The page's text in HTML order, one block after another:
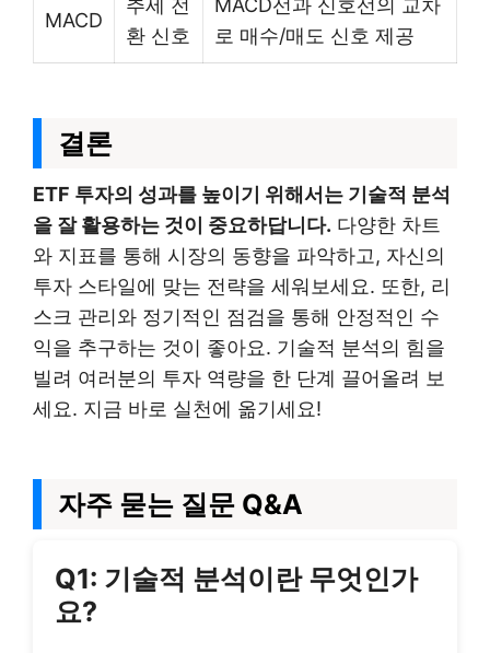
MACD
추세 전
환 신호
MACD선과 신호선의 교차
로 매수/매도 신호 제공
결론
ETF 투자의 성과를 높이기 위해서는 기술적 분석
을 잘 활용하는 것이 중요하답니다. 다양한 차트
와 지표를 통해 시장의 동향을 파악하고, 자신의
투자 스타일에 맞는 전략을 세워보세요. 또한, 리
스크 관리와 정기적인 점검을 통해 안정적인 수
익을 추구하는 것이 좋아요. 기술적 분석의 힘을
빌려 여러분의 투자 역량을 한 단계 끌어올려 보
세요. 지금 바로 실천에 옮기세요!
자주 묻는 질문 Q&A
Q1: 기술적 분석이란 무엇인가
요?